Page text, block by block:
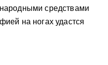
средствами
на ногах удастся